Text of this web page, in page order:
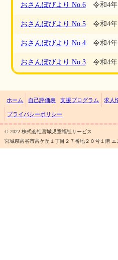
おさんぽびより No.6 令和4
おさんぽびより No.5 令和4
おさんぽびより No.4 令和4
おさんぽびより No.3 令和4
ホーム 自己評価表 支援プログラム 求人
プライバシーポリシー
©︎ 2022 株式会社宮城児童福祉サービス
宮城県富谷市富ケ丘１丁目２７番地２０号１階